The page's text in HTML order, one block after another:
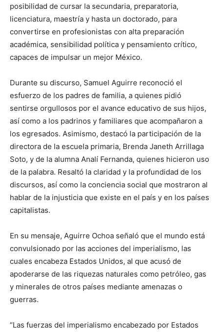
posibilidad de cursar la secundaria, preparatoria,
licenciatura, maestría y hasta un doctorado, para
convertirse en profesionistas con alta preparación
académica, sensibilidad política y pensamiento crítico,
capaces de impulsar un mejor México.
Durante su discurso, Samuel Aguirre reconoció el
esfuerzo de los padres de familia, a quienes pidió
sentirse orgullosos por el avance educativo de sus hijos,
así como a los padrinos y familiares que acompañaron a
los egresados. Asimismo, destacó la participación de la
directora de la escuela primaria, Brenda Janeth Arrillaga
Soto, y de la alumna Analí Fernanda, quienes hicieron uso
de la palabra. Resaltó la claridad y la profundidad de los
discursos, así como la conciencia social que mostraron al
hablar de la injusticia que existe en el país y en los países
capitalistas.
En su mensaje, Aguirre Ochoa señaló que el mundo está
convulsionado por las acciones del imperialismo, las
cuales encabeza Estados Unidos, al que acusó de
apoderarse de las riquezas naturales como petróleo, gas
y minerales de otros países mediante amenazas o
guerras.
“Las fuerzas del imperialismo encabezado por Estados